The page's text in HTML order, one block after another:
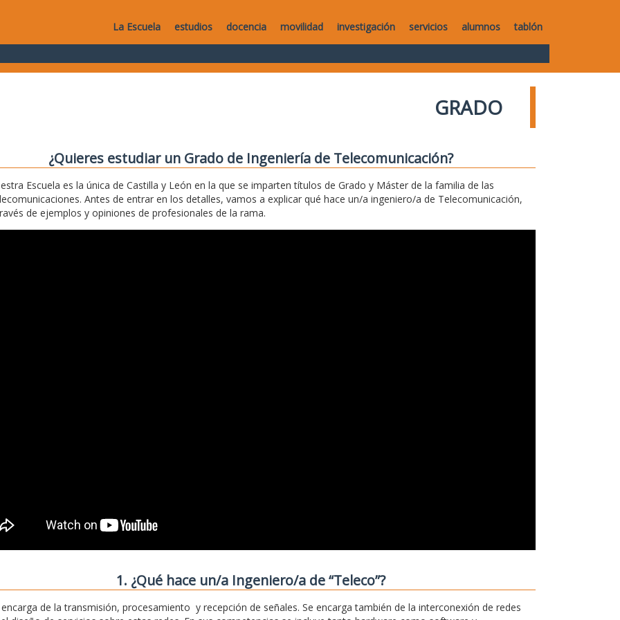
La Escuela estudios docencia movilidad investigación servicios alumnos tablón
GRADO
¿Quieres estudiar un Grado de Ingeniería de Telecomunicación?
Escuela es la única de Castilla y León en la que se imparten títulos de Grado y Máster de la familia de las
Antes de entrar en los detalles, vamos a explicar qué hace un/a ingeniero/a de Telecomunicación,
de ejemplos y opiniones de profesionales de la rama.
1. ¿Qué hace un/a Ingeniero/a de “Teleco”?
encarga de la transmisión, procesamiento y recepción de señales. Se encarga también de la interconexión de redes